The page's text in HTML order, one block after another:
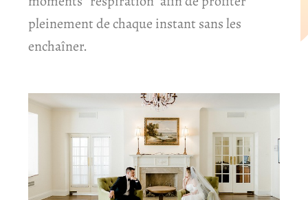
pleinement de chaque instant sans les
enchaîner.